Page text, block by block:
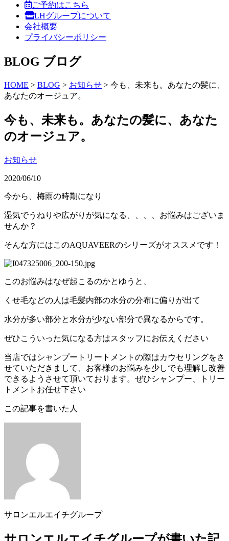
ご予約はこちら
LHグループについて
会社概要
プライバシーポリシー
BLOG ブログ
HOME > BLOG > お知らせ > 今も、未来も。あなたの髪に、
あなたのオージュア。
今も、未来も。あなたの髪に、あなた
のオージュア。
お知らせ
2020/06/10
今から、梅雨の時期になり
湿気でうねりや広がりが気になる、、、、お悩みはございま
せんか？
そんな方にはこのAQUAVEERのシリーズがオススメです！
このお悩みはなぜ起こるのかとゆうと、
くせ毛などの人は毛髪内部の水分の分布に偏りが出て
水分が多い部分と水分が少ない部分で異なるからです。
ぜひこういった気になる方はスタッフにお伝えください
当店ではシャンプートリートメントの際はカウセリングをさ
せていただきまして、お客様のお悩みを少しでも理解し改善
できるようさせて頂いております。ぜひシャンプー、トリー
トメントお任せ下さい
この記事を書いた人
サロンエルエイチグループ